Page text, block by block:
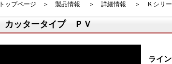
トップページ ＞ 製品情報 ＞ 詳細情報 ＞ Ｋシリー
カッタータイプ ＰＶ
ライ